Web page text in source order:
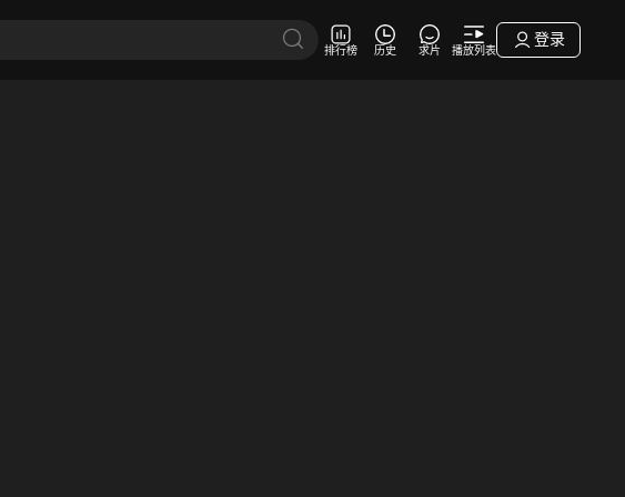
排行榜 历史 求片 播放列表
登录